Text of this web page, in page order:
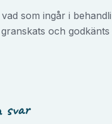
som ingår i
och
svar